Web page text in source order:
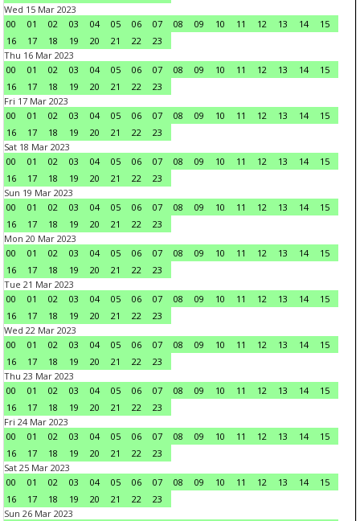
Wed 15 Mar 2023
00
01 02 03 04 05 06 07 08 09 10 11 12 13 14
15
16
17 18 19 20 21 22
23
Thu 16 Mar 2023
00
01 02 03 04 05 06 07 08 09 10 11 12 13 14
15
16
17 18 19 20 21 22
23
Fri 17 Mar 2023
00
01 02 03 04 05 06 07 08 09 10 11 12 13 14
15
16
17 18 19 20 21 22
23
Sat 18 Mar 2023
00
01 02 03 04 05 06 07 08 09 10 11 12 13 14
15
16
17 18 19 20 21 22
23
Sun 19 Mar 2023
00
01 02 03 04 05 06 07 08 09 10 11 12 13 14
15
16
17 18 19 20 21 22
23
Mon 20 Mar 2023
00
01 02 03 04 05 06 07 08 09 10 11 12 13 14
15
16
17 18 19 20 21 22
23
Tue 21 Mar 2023
00
01 02 03 04 05 06 07 08 09 10 11 12 13 14
15
16
17 18 19 20 21 22
23
Wed 22 Mar 2023
00
01 02 03 04 05 06 07 08 09 10 11 12 13 14
15
16
17 18 19 20 21 22
23
Thu 23 Mar 2023
00
01 02 03 04 05 06 07 08 09 10 11 12 13 14
15
16
17 18 19 20 21 22
23
Fri 24 Mar 2023
00
01 02 03 04 05 06 07 08 09 10 11 12 13 14
15
16
17 18 19 20 21 22
23
Sat 25 Mar 2023
00
01 02 03 04 05 06 07 08 09 10 11 12 13 14
15
16
17 18 19 20 21 22
23
Sun 26 Mar 2023